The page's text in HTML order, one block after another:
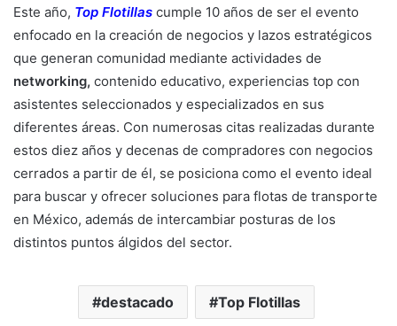
Este año, Top Flotillas cumple 10 años de ser el evento
enfocado en la creación de negocios y lazos estratégicos
que generan comunidad mediante actividades de
networking, contenido educativo, experiencias top con
asistentes seleccionados y especializados en sus
diferentes áreas. Con numerosas citas realizadas durante
estos diez años y decenas de compradores con negocios
cerrados a partir de él, se posiciona como el evento ideal
para buscar y ofrecer soluciones para flotas de transporte
en México, además de intercambiar posturas de los
distintos puntos álgidos del sector.
destacado Top Flotillas